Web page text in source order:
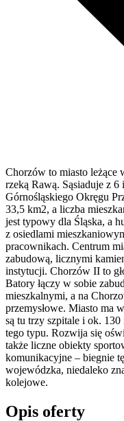
Chorzów to miasto leżące
rzeką Rawą. Sąsiaduje z
Górnośląskiego Okręgu
33,5 km2, a liczba
jest typowy dla Śląska, a
z osiedlami
pracownikach. Centrum
zabudową, licznymi
instytucji. Chorzów II to
Batory łączy w sobie
mieszkalnymi, a na
przemysłowe. Miasto ma
są tu trzy szpitale i ok. 130
tego typu. Rozwija się
także liczne obiekty
komunikacyjne – biegnie
wojewódzka, niedaleko
kolejowe.
Opis oferty